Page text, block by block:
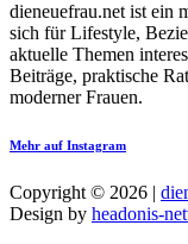
dieneuefrau.net ist ein
sich für Lifestyle,
aktuelle Themen
Beiträge, praktische
moderner Frauen.
Mehr auf Instagram
Copyright © 2026 |
Design by headonis-